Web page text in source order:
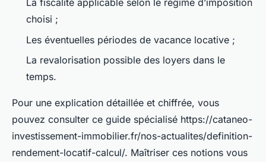
La fiscalité applicable selon le régime d’imposition
choisi ;
Les éventuelles périodes de vacance locative ;
La revalorisation possible des loyers dans le
temps.
Pour une explication détaillée et chiffrée, vous
pouvez consulter ce guide spécialisé https://cataneo-
investissement-immobilier.fr/nos-actualites/definition-
rendement-locatif-calcul/. Maîtriser ces notions vous